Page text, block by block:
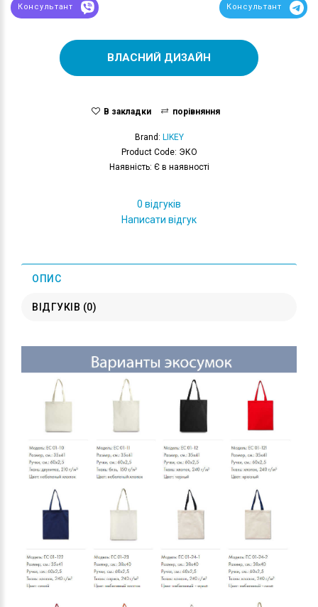
Консультант Консультант
ВЛАСНИЙ ДИЗАЙН
В закладки порівняння
Brand: LIKEY
Product Code: ЭКО
Наявність: Є в наявності
0 відгуків
Написати відгук
ОПИС
ВІДГУКІВ (0)